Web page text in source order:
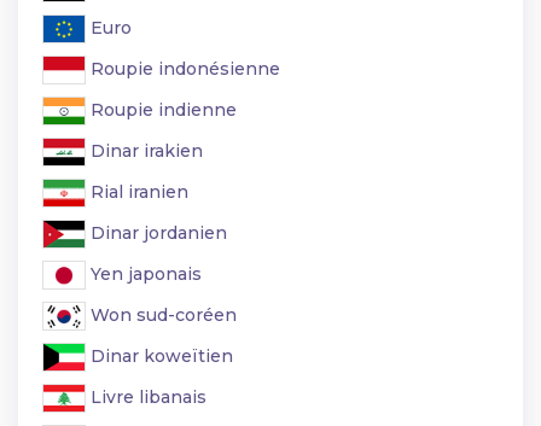
Euro
Roupie indonésienne
Roupie indienne
Dinar irakien
Rial iranien
Dinar jordanien
Yen japonais
Won sud-coréen
Dinar koweïtien
Livre libanais